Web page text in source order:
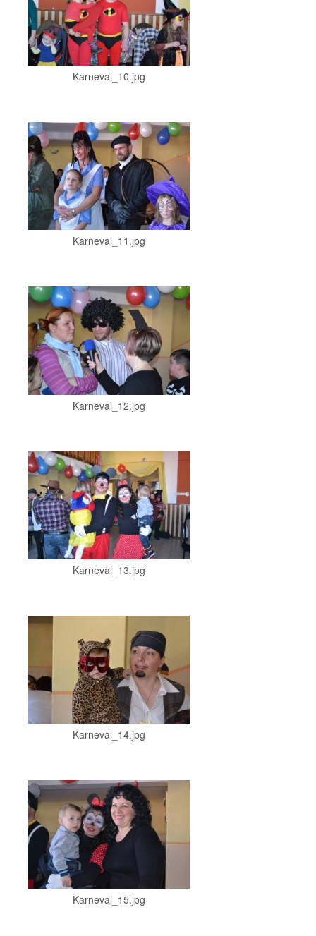
Karneval_10.jpg
Karneval_11.jpg
Karneval_12.jpg
Karneval_13.jpg
Karneval_14.jpg
Karneval_15.jpg